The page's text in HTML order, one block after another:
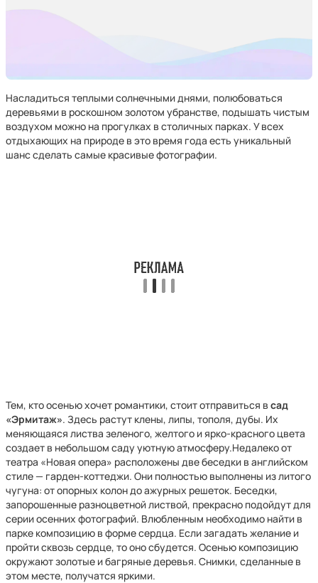
Насладиться теплыми солнечными днями, полюбоваться
деревьями в роскошном золотом убранстве, подышать чистым
воздухом можно на прогулках в столичных парках. У всех
отдыхающих на природе в это время года есть уникальный
шанс сделать самые красивые фотографии.
Тем, кто осенью хочет романтики, стоит отправиться в сад
«Эрмитаж». Здесь растут клены, липы, тополя, дубы. Их
меняющаяся листва зеленого, желтого и ярко-красного цвета
создает в небольшом саду уютную атмосферу.Недалеко от
театра «Новая опера» расположены две беседки в английском
стиле — гарден-коттеджи. Они полностью выполнены из литого
чугуна: от опорных колон до ажурных решеток. Беседки,
запорошенные разноцветной листвой, прекрасно подойдут для
серии осенних фотографий. Влюбленным необходимо найти в
парке композицию в форме сердца. Если загадать желание и
пройти сквозь сердце, то оно сбудется. Осенью композицию
окружают золотые и багряные деревья. Снимки, сделанные в
этом месте, получатся яркими.